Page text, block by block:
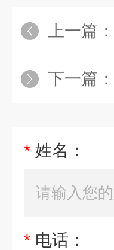
上一篇：
下一篇：
* 姓名：
* 电话：